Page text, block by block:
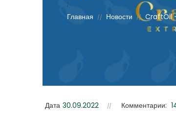
;
Главная
// Новости // CraftOil
Дата 30.09.2022 Комментарии: